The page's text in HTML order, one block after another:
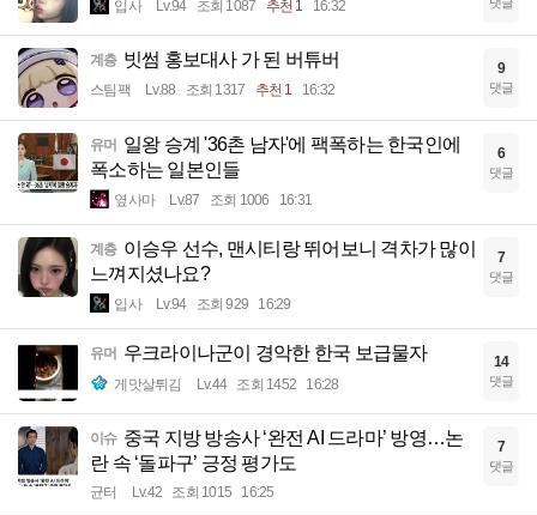
입사 Lv.94 조회 1087 추천 1 16:32
계층 빗썸 홍보대사 가 된 버튜버
스팀팩 Lv.88 조회 1317 추천 1 16:32
9
댓글
유머 일왕 승계 '36촌 남자'에 팩폭하는 한국인에
폭소하는 일본인들
옆사마 Lv.87 조회 1006 16:31
6
댓글
계층 이승우 선수, 맨시티랑 뛰어보니 격차가 많이
느껴지셨나요?
입사 Lv.94 조회 929 16:29
7
댓글
유머 우크라이나군이 경악한 한국 보급물자
게맛살튀김 Lv.44 조회 1452 16:28
14
댓글
이슈 중국 지방 방송사 ‘완전 AI 드라마’ 방영…논
란 속 ‘돌파구’ 긍정 평가도
균터 Lv.42 조회 1015 16:25
7
댓글